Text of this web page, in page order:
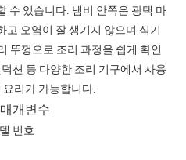
수 있습니다. 냄비 안쪽은 광택 마
고 오염이 잘 생기지 않으며 식기
뚜껑으로 조리 과정을 쉽게 확인
션 등 다양한 조리 기구에서 사용
리가 가능합니다.
개변수
번호